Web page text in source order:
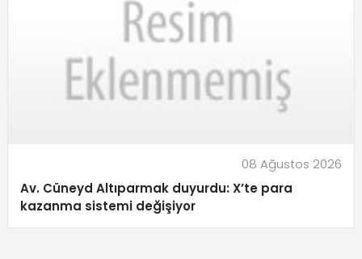
08 Ağustos 2026
Av. Cüneyd Altıparmak duyurdu: X’te para
kazanma sistemi değişiyor